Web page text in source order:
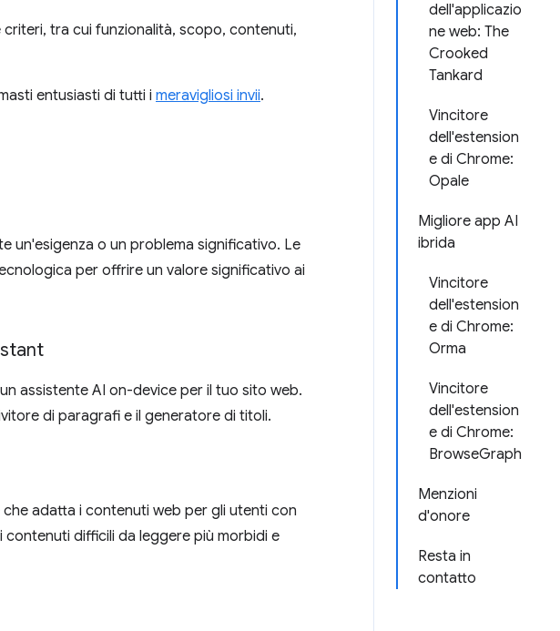
dell'applicazio
ne web: The
Crooked
Tankard
Vincitore
dell'estension
e di Chrome:
Opale
Migliore app AI
ibrida
Vincitore
dell'estension
e di Chrome:
Orma
Vincitore
dell'estension
e di Chrome:
BrowseGraph
Menzioni
d'onore
Resta in
contatto
tra cui funzionalità, scopo, contenuti,
entusiasti di tutti i meravigliosi invii.
un'esigenza o un problema significativo. Le
per offrire un valore significativo ai
assistente AI on-device per il tuo sito web.
di paragrafi e il generatore di titoli.
adatta i contenuti web per gli utenti con
contenuti difficili da leggere più morbidi e